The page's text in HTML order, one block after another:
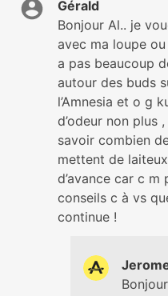
Gérald
Bonjour Al.. je
avec ma loupe
a pas beaucoup
autour des buds
l’Amnesia et o g
d’odeur non plus
savoir combien
mettent de
d’avance car c
conseils c à vs
continue !
Bonjour